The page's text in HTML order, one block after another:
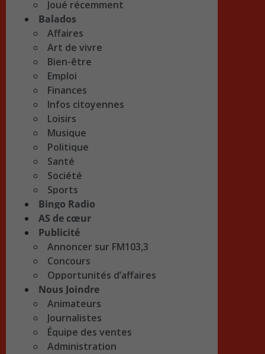
Joué récemment
Balados
Affaires
Art de vivre
Bien-être
Emploi
Finances
Infos citoyennes
Loisirs
Musique
Politique
Santé
Société
Sports
Bingo Radio
AS de cœur
Publicité
Annoncer sur FM103,3
Concours
Opportunités d’affaires
Nous Joindre
Animateurs
Journalistes
Équipe des ventes
Administration